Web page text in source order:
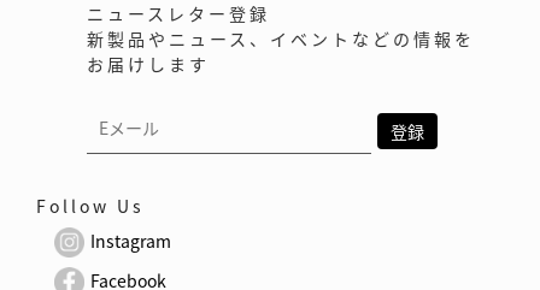
ニュースレター登録
新製品やニュース、イベントなどの情報を
お届けします
Follow Us
Instagram
Facebook